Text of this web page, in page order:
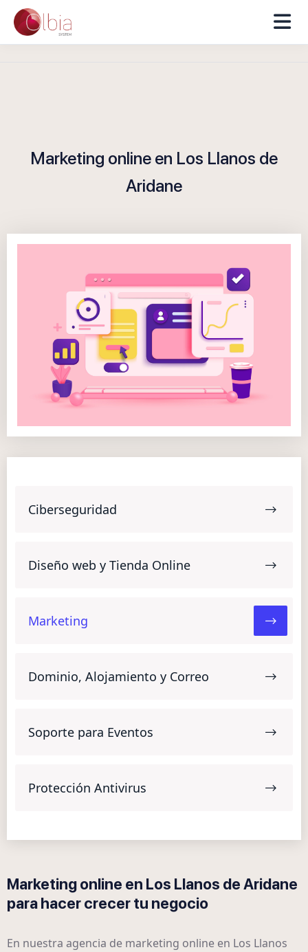
Marketing online en Los Llanos de
Aridane
Ciberseguridad
Diseño web y Tienda Online
Marketing
Dominio, Alojamiento y Correo
Soporte para Eventos
Protección Antivirus
Marketing online en Los Llanos de Aridane
para hacer crecer tu negocio
En nuestra agencia de marketing online en Los Llanos